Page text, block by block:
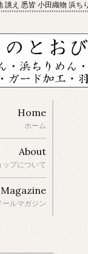
誂え 悉皆 小田織物 浜ち
Home
ホーム
About
ップについて
ールマガジン